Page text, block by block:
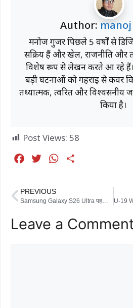
Author:
मनोज गुर्जर पिछले 5 वर्षों से
सक्रिय हैं और खेल, राजनीति और
विशेष रूप से लेखन करते आ रहे हैं।
बड़ी घटनाओं को गहराई से कवर
तथ्यात्मक, त्वरित और विश्वसनीय
किया है।
Post Views: 58
e
o
t
e
W
t
A
r
PREVIOUS
Samsung Galaxy S26 Ultra पहली बार ऑफिशियल इमेज में आया सामने, लॉन्च से पहले डिजाइन, कलर और फीचर्स लीक
Leave a